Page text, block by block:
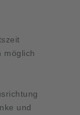
möglich
und